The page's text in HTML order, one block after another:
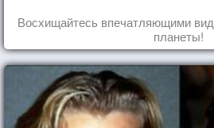
Восхищайтесь впечатляющими
планеты!